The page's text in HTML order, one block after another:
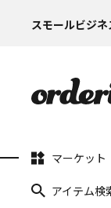
スモールビジ
マーケット
アイテム検